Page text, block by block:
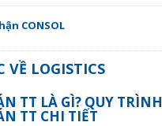
CONSOL
VỀ LOGISTICS
TT LÀ GÌ? QUY TRÌNH
TT CHI TIẾT